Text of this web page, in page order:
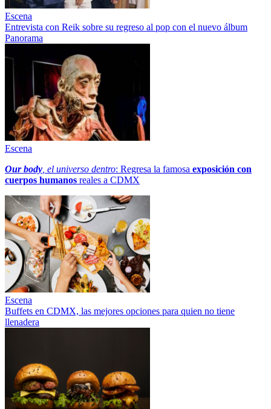
Escena
Entrevista con Reik sobre su regreso al pop con el nuevo álbum
Panorama
Escena
Our body , el universo dentro: Regresa la famosa exposición con
cuerpos humanos reales a CDMX
Escena
Buffets en CDMX, las mejores opciones para quien no tiene
llenadera